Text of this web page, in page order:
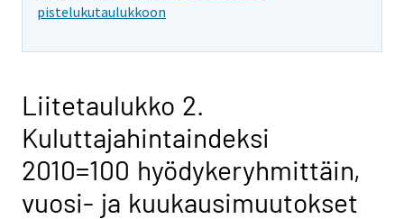
pistelukutaulukkoon
Liitetaulukko 2.
Kuluttajahintaindeksi
2010=100 hyödykeryhmittäin,
vuosi- ja kuukausimuutokset